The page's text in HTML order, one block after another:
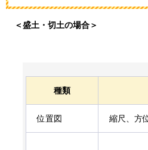
＜盛土・切土の場合＞
種類
位置図 縮尺、方